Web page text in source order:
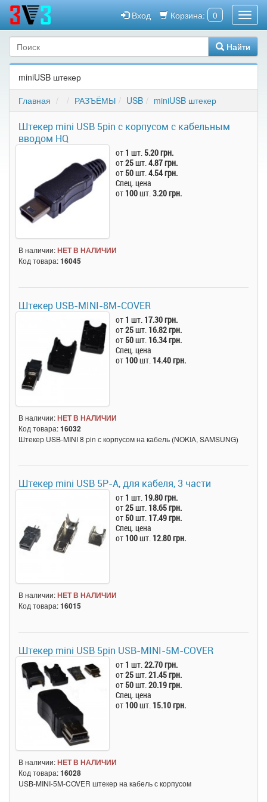
Корзина: 0
Вход
Найти
miniUSB штекер
Главная
РАЗЪЁМЫ USB miniUSB штекер
Штекер mini USB 5pin с корпусом с кабельным
вводом HQ
от 1 шт. 5.20 грн.
от25шт.4.87 грн.
от 50шт.4.54 грн.
Спец. цена
от 100шт.3.20 грн.
В наличии:НЕТ В НАЛИЧИИ
Код товара:16045
Штекер USB-MINI-8M-COVER
от 1 шт. 17.30 грн.
от25шт. 16.82 грн.
от 50шт. 16.34 грн.
Спец. цена
от 100шт. 14.40 грн.
В наличии:НЕТ В НАЛИЧИИ
Код товара:16032
Штекер USB-MINI 8 pin с корпусом на кабель (NOKIA, SAMSUNG)
Штекер mini USB 5P-A, для кабеля, 3 части
от 1 шт. 19.80 грн.
от25шт. 18.65 грн.
от 50шт. 17.49 грн.
Спец. цена
от 100шт. 12.80 грн.
В наличии:НЕТ В НАЛИЧИИ
Код товара:16015
Штекер mini USB 5pin USB-MINI-5M-COVER
от 1 шт.22.70 грн.
от25шт.21.45 грн.
от 50шт.20.19 грн.
Спец. цена
от 100шт. 15.10 грн.
В наличии:НЕТ В НАЛИЧИИ
Код товара:16028
USB-MINI-5M-COVER штекер на кабель с корпусом